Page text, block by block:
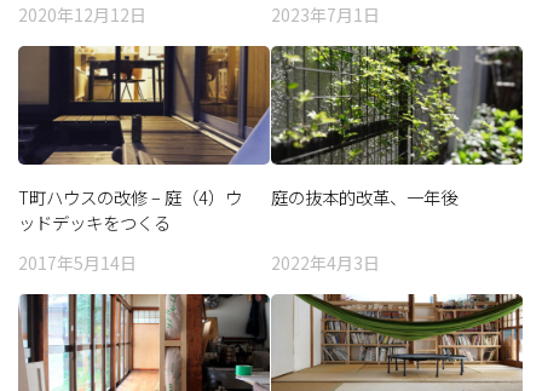
2020年12月12日 2023年7月1日
T町ハウスの改修 – 庭（4）ウ
ッドデッキをつくる
2017年5月14日
庭の抜本的改革、一年後
2022年4月3日